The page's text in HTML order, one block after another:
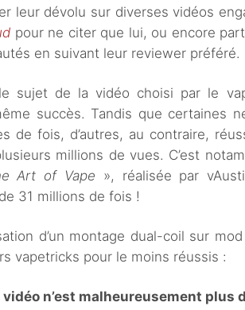
leur dévolu sur diverses vidéos
pour ne citer que lui, ou encore
en suivant leur reviewer préféré.
sujet de la vidéo choisi par le
succès. Tandis que certaines
de fois, d’autres, au contraire,
millions de vues. C’est
Art of Vape », réalisée par
31 millions de fois !
d’un montage dual-coil sur
vapetricks pour le moins réussis :
n’est malheureusement plus